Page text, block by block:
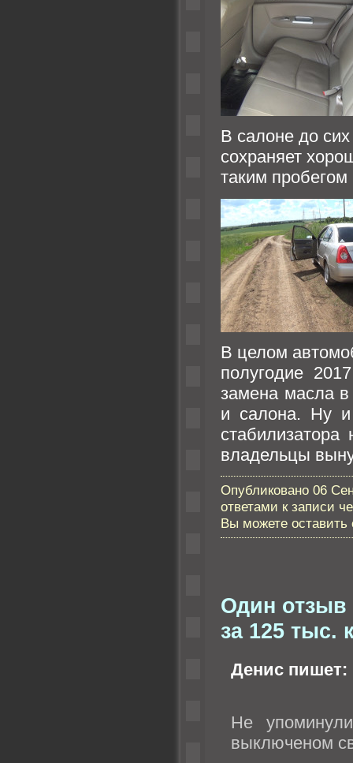
В салоне до сих
сохраняет
таким пробегом
В целом
полугодие
замена масла в
и салона. Ну и
владельцы
Опубликовано 06
ответами к записи
Вы можете оставить
Один отзыв
за 125 тыс.
Денис пишет:
Не
выключеном